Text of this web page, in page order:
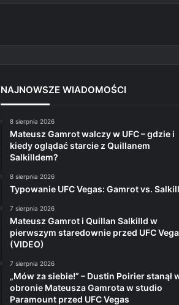
NAJNOWSZE WIADOMOŚCI
8 sierpnia 2026
Mateusz Gamrot walczy w UFC – gdzie i
kiedy oglądać starcie z Quillanem
Salkilldem?
8 sierpnia 2026
Typowanie UFC Vegas: Gamrot vs.
7 sierpnia 2026
Mateusz Gamrot i Quillan Salkilld w
pierwszym staredownie przed UFC
(VIDEO)
7 sierpnia 2026
„Mów za siebie!” – Dustin Poirier stanął
obronie Mateusza Gamrota w studio
Paramount przed UFC Vegas